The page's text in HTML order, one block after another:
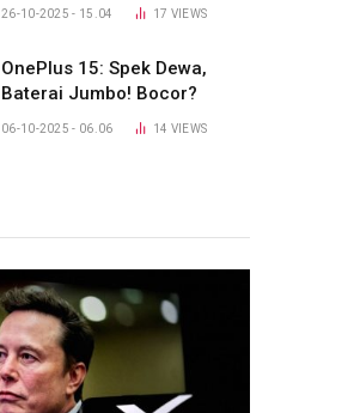
26-10-2025 - 15.04 17 VIEWS
OnePlus 15: Spek Dewa,
Baterai Jumbo! Bocor?
06-10-2025 - 06.06 14 VIEWS